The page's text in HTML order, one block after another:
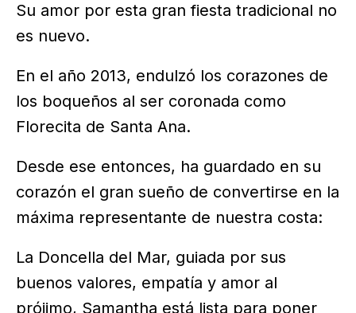
Su amor por esta gran fiesta tradicional no
es nuevo.
En el año 2013, endulzó los corazones de
los boqueños al ser coronada como
Florecita de Santa Ana.
Desde ese entonces, ha guardado en su
corazón el gran sueño de convertirse en la
máxima representante de nuestra costa:
La Doncella del Mar, guiada por sus
buenos valores, empatía y amor al
prójimo, Samantha está lista para poner